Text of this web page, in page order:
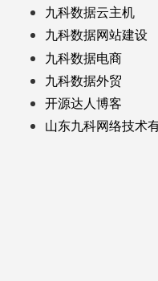
九科数据云主机
九科数据网站建设
九科数据电商
九科数据外贸
开源达人博客
山东九科网络技术